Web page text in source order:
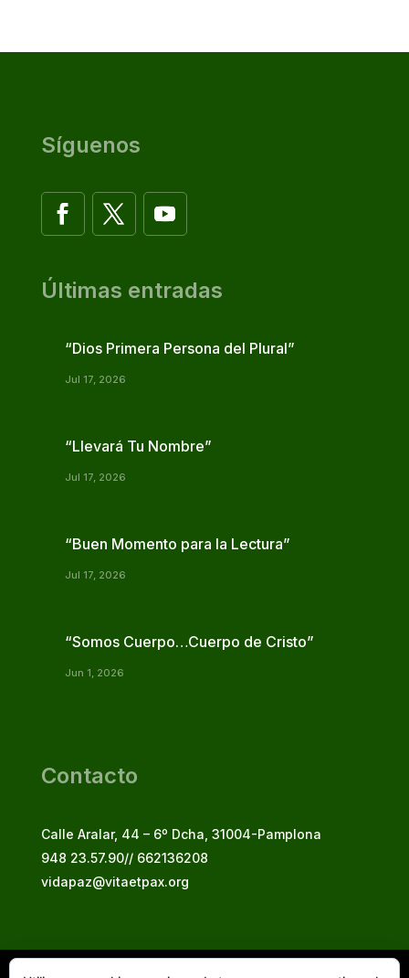
Síguenos
Últimas entradas
“Dios Primera Persona del Plural”
Jul 17, 2026
“Llevará Tu Nombre”
Jul 17, 2026
“Buen Momento para la Lectura”
Jul 17, 2026
“Somos Cuerpo…Cuerpo de Cristo”
Jun 1, 2026
Contacto
Calle Aralar, 44 – 6º Dcha, 31004-Pamplona
948 23.57.90// 662136208
vidapaz@vitaetpax.org